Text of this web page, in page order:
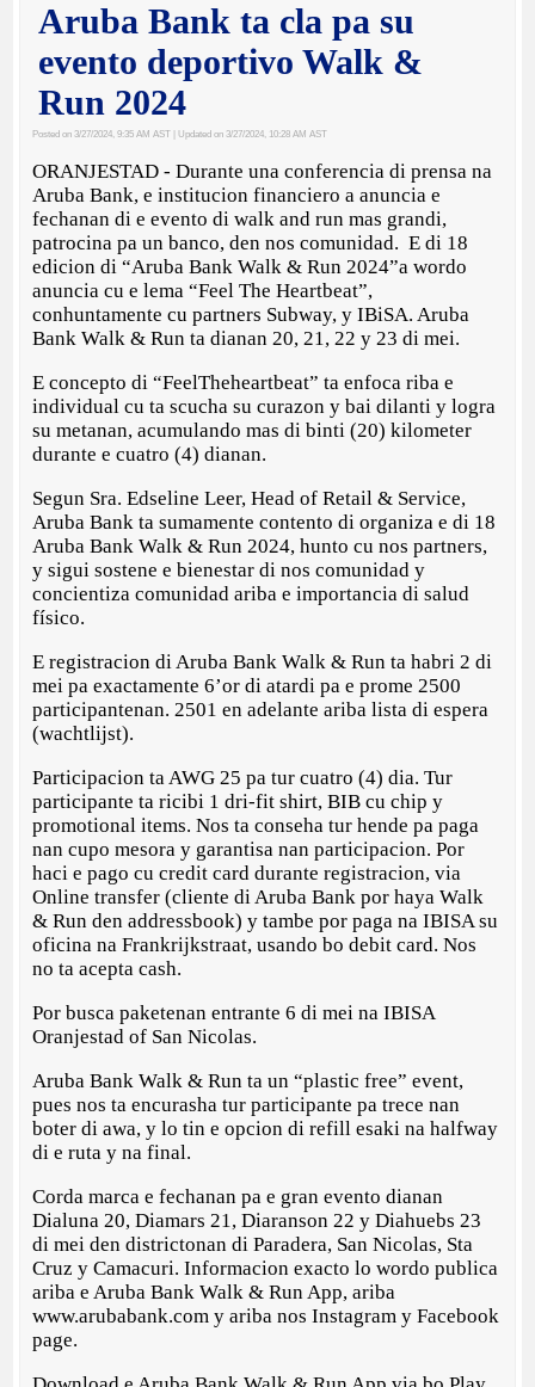
Aruba Bank ta cla pa su
evento deportivo Walk &
Run 2024
Posted on 3/27/2024, 9:35 AM AST | Updated on 3/27/2024, 10:28 AM AST
ORANJESTAD - Durante una conferencia di prensa na
Aruba Bank, e institucion financiero a anuncia e
fechanan di e evento di walk and run mas grandi,
patrocina pa un banco, den nos comunidad. E di 18
edicion di “Aruba Bank Walk & Run 2024”a wordo
anuncia cu e lema “Feel The Heartbeat”,
conhuntamente cu partners Subway, y IBiSA. Aruba
Bank Walk & Run ta dianan 20, 21, 22 y 23 di mei.
E concepto di “FeelTheheartbeat” ta enfoca riba e
individual cu ta scucha su curazon y bai dilanti y logra
su metanan, acumulando mas di binti (20) kilometer
durante e cuatro (4) dianan.
Segun Sra. Edseline Leer, Head of Retail & Service,
Aruba Bank ta sumamente contento di organiza e di 18
Aruba Bank Walk & Run 2024, hunto cu nos partners,
y sigui sostene e bienestar di nos comunidad y
concientiza comunidad ariba e importancia di salud
físico.
E registracion di Aruba Bank Walk & Run ta habri 2 di
mei pa exactamente 6’or di atardi pa e prome 2500
participantenan. 2501 en adelante ariba lista di espera
(wachtlijst).
Participacion ta AWG 25 pa tur cuatro (4) dia. Tur
participante ta ricibi 1 dri-fit shirt, BIB cu chip y
promotional items. Nos ta conseha tur hende pa paga
nan cupo mesora y garantisa nan participacion. Por
haci e pago cu credit card durante registracion, via
Online transfer (cliente di Aruba Bank por haya Walk
& Run den addressbook) y tambe por paga na IBISA su
oficina na Frankrijkstraat, usando bo debit card. Nos
no ta acepta cash.
Por busca paketenan entrante 6 di mei na IBISA
Oranjestad of San Nicolas.
Aruba Bank Walk & Run ta un “plastic free” event,
pues nos ta encurasha tur participante pa trece nan
boter di awa, y lo tin e opcion di refill esaki na halfway
di e ruta y na final.
Corda marca e fechanan pa e gran evento dianan
Dialuna 20, Diamars 21, Diaranson 22 y Diahuebs 23
di mei den districtonan di Paradera, San Nicolas, Sta
Cruz y Camacuri. Informacion exacto lo wordo publica
ariba e Aruba Bank Walk & Run App, ariba
www.arubabank.com y ariba nos Instagram y Facebook
page.